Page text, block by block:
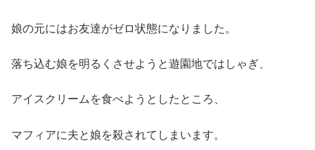
娘の元にはお友達がゼロ状態になりました。
落ち込む娘を明るくさせようと遊園地ではしゃぎ、
アイスクリームを食べようとしたところ、
マフィアに夫と娘を殺されてしまいます。